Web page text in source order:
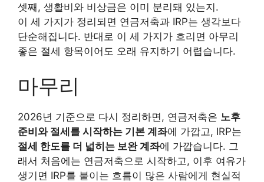
셋째, 생활비와 비상금은 이미 분리돼 있는지.
이 세 가지가 정리되면 연금저축과 IRP는 생각보다
단순해집니다. 반대로 이 세 가지가 흐리면 아무리
좋은 절세 항목이어도 오래 유지하기 어렵습니다.
마무리
2026년 기준으로 다시 정리하면, 연금저축은 노후
준비와 절세를 시작하는 기본 계좌에 가깝고, IRP는
절세 한도를 더 넓히는 보완 계좌에 가깝습니다. 그
래서 처음에는 연금저축으로 시작하고, 이후 여유가
생기면 IRP를 붙이는 흐름이 많은 사람에게 현실적